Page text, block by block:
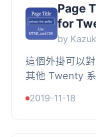
Page
for
by
這個外掛可以
其他 Twenty
義。它適用於
輯器...
2019-11-18